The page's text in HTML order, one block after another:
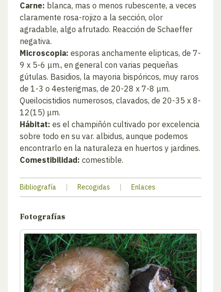
Carne: blanca, mas o menos rubescente, a veces
claramente rosa-rojizo a la sección, olor
agradable, algo afrutado. Reacción de Schaeffer
negativa.
Microscopia: esporas anchamente elipticas, de 7-
9 x 5-6 μm., en general con varias pequeñas
gútulas. Basidios, la mayoria bispóricos, muy raros
de 1-3 o 4esterigmas, de 20-28 x 7-8 μm.
Queilocistidios numerosos, clavados, de 20-35 x 8-
12(15) μm.
Hábitat: es el champiñón cultivado por excelencia
sobre todo en su var. albidus, aunque podemos
encontrarlo en la naturaleza en huertos y jardines.
Comestibilidad: comestible.
Bibliografía | Recogidas | Enlaces
Fotografías